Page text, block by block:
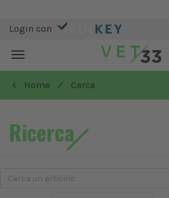
Login con
Toggle
navigation
< Home
/ Cerca
Ricerca